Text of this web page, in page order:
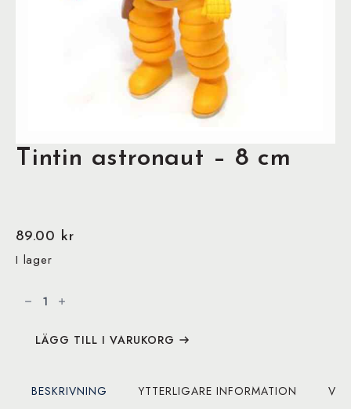
Tintin astronaut – 8 cm
89.00 kr
I lager
astronaut
mängdLÄGG TILL I VARUKORG
BESKRIVNING YTTERLIGARE INFORMATION